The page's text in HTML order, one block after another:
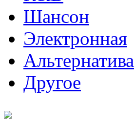
Шансон
Электронная
Альтернатива
Другое